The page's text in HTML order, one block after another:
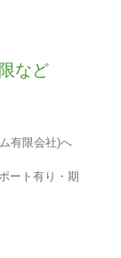
など
有限会社)へ
ート有り・期